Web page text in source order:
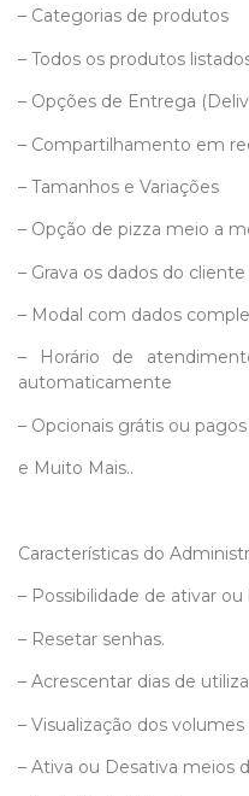
– Categorias de produtos
– Todos os produtos
– Opções de Entrega
– Compartilhamento em
– Tamanhos e Variações
– Opção de pizza meio a
– Grava os dados do
– Modal com dados
– Horário de
automaticamente
– Opcionais grátis ou
e Muito Mais..
Características do
– Possibilidade de ativar
– Resetar senhas.
– Acrescentar dias de
– Visualização dos
– Ativa ou Desativa meios